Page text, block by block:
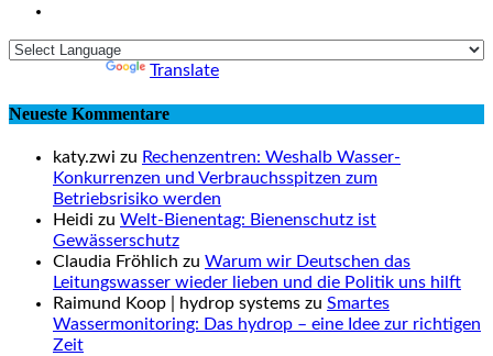
Translate
Neueste Kommentare
katy.zwi zu Rechenzentren: Weshalb Wasser-
Konkurrenzen und Verbrauchsspitzen zum
Betriebsrisiko werden
Heidi zu Welt-Bienentag: Bienenschutz ist
Gewässerschutz
Claudia Fröhlich zu Warum wir Deutschen das
Leitungswasser wieder lieben und die Politik uns hilft
Raimund Koop | hydrop systems zu Smartes
Wassermonitoring: Das hydrop – eine Idee zur richtigen
Zeit